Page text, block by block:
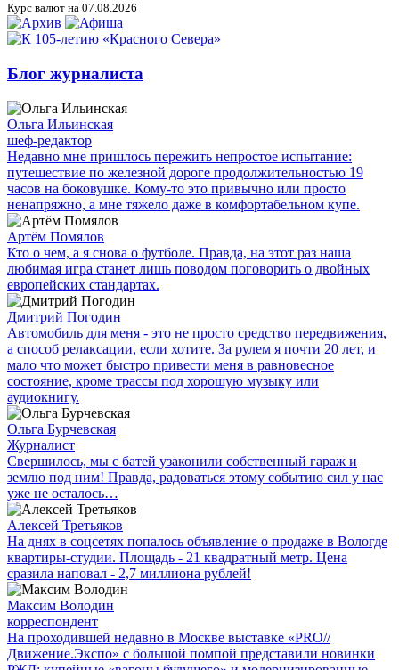
Курс валют на 07.08.2026
Блог журналиста
Ольга Ильинская
шеф-редактор
Недавно мне пришлось пережить непростое испытание:
путешествие по железной дороге продолжительностью 19
часов на боковушке. Кому-то это привычно или просто
ненапряжно, а мне тяжело даже в комфортабельном купе.
Артём Помялов
Кто о чем, а я снова о футболе. Правда, на этот раз наша
любимая игра станет лишь поводом поговорить о двойных
европейских стандартах.
Дмитрий Погодин
Автомобиль для меня - это не просто средство передвижения,
а способ релаксации, если хотите. За рулем я почти 20 лет, и
мало что может быстро привести меня в равновесное
состояние, кроме трассы под хорошую музыку или
аудиокнигу.
Ольга Бурчевская
Журналист
Свершилось, мы с батей узаконили собственный гараж и
землю под ним! Правда, радоваться этому событию сил у нас
уже не осталось…
Алексей Третьяков
На днях в соцсетях попалось объявление о продаже в Вологде
квартиры-студии. Площадь - 21 квадратный метр. Цена
сразила наповал - 2,7 миллиона рублей!
Максим Володин
корреспондент
На проходившей недавно в Мос­кве выставке «PRO//
Движение.Экспо» с большой помпой представили новинки